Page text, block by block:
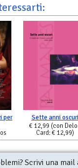
per
Sette anni oscuri
€ 12,99 (con
Card: € 12,99)
Scrivi una